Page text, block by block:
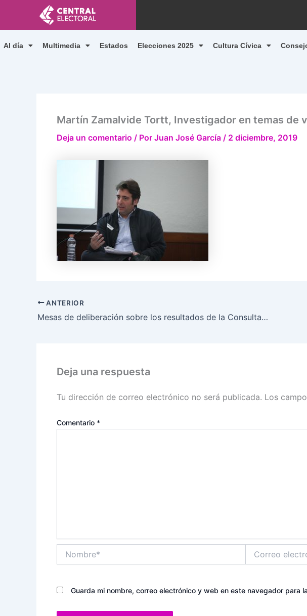
contenido
Al día Multimedia Estados Elecciones 2025 Cultura Cívica
Martín Zamalvide Tortt, Investigador en temas de
Deja un comentario / Por Juan José García / 2 diciembre, 2019
ANTERIOR
Mesas de deliberación sobre los resultados de la Consulta Infantil y Juvenil 2018
Deja una respuesta
Tu dirección de correo electrónico no será publicada. Los
Comentario *
electrónico*
Guarda mi nombre, correo electrónico y web en este navegador para